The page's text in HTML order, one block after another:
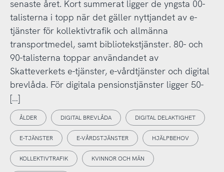
senaste året. Kort summerat ligger de yngsta 00-
talisterna i topp när det gäller nyttjandet av e-
tjänster för kollektivtrafik och allmänna
transportmedel, samt bibliotekstjänster. 80- och
90-talisterna toppar användandet av
Skatteverkets e-tjänster, e-vårdtjänster och digital
brevlåda. För digitala pensionstjänster ligger 50-
[…]
ÅLDER DIGITAL BREVLÅDA DIGITAL DELAKTIGHET
E-TJÄNSTER E-VÅRDSTJÄNSTER HJÄLPBEHOV
KOLLEKTIVTRAFIK KVINNOR OCH MÄN